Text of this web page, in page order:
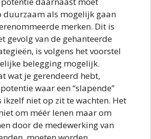
duurzaam als mogelijk gaan
merken. Dit is
gevolg van de gehanteerde
is volgens het voorstel
belegging mogelijk.
wat je gerendeerd hebt,
waar een “slapende”
ikzelf niet op zit te wachten. Het
om méér lenen maar om
door de medewerking van